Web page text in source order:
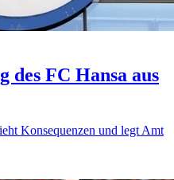
des FC Hansa aus
Konsequenzen und legt Amt